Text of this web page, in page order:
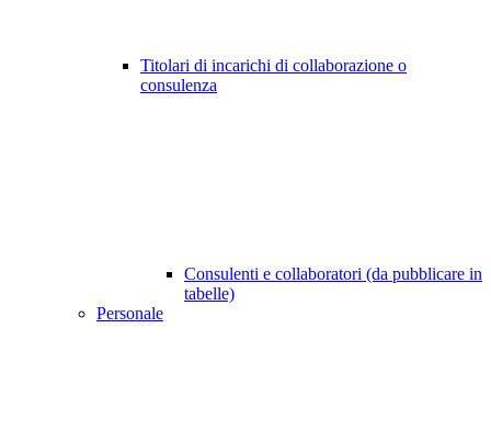
Titolari di incarichi di collaborazione o
consulenza
Consulenti e collaboratori (da pubblicare in
tabelle)
Personale